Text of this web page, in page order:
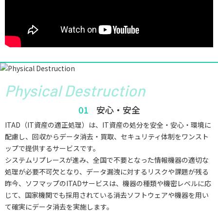
Physical Destruction
安心・安全
ITAD（IT資産の適正処理）は、IT資産の処分を安全・安心・環境に
配慮し、回収からデータ消去・買取、セキュリティ体制をワンスト
ップで提供するサービスです。
システムリプレースが進み、全国で不要となった情報機器の適切な
処理が必要不可欠となり、データ漏洩に対するリスクや課題が残る
昨今、ソフマップのITADサービスは、機器の種類や機密レベルに応
じて、国家機関でも採用されている消去ソフトウェアや機器を用い
て確実にデータ消去を実施します。